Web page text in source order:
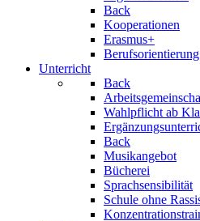
Back
Kooperationen
Erasmus+
Berufsorientierung
Unterricht
Back
Wahlpflicht ab
Back
Musikangebot
Bücherei
Sprachsensibilität
Schule ohne